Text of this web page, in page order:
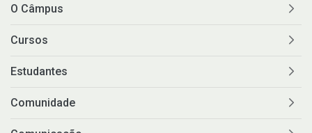
O Câmpus
Cursos
Estudantes
Comunidade